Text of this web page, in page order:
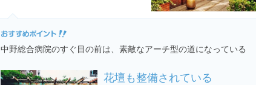
中野総合病院のすぐ目の前は、素敵なアーチ型の道になっている
花壇も整備されている